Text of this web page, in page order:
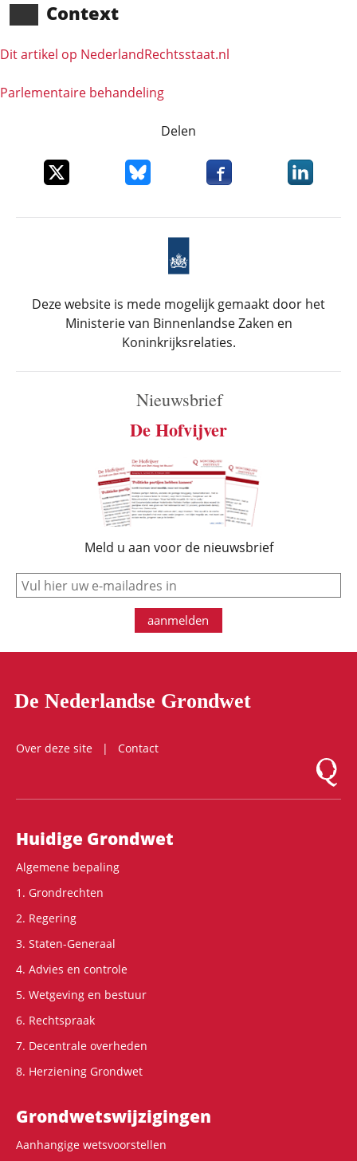
Context
Dit artikel op NederlandRechts­staat.nl
Parlementaire behandeling
Delen
Deel dit item op XDeel dit item op Bluesky
Deel dit item opDeel dit
Deze website is mede mogelijk gemaakt door het
Ministerie van Binnenlandse Zaken en
Koninkrijksrelaties.
Nieuwsbrief
De Hofvijver
Meld u aan voor de nieuwsbrief
e-mail
aanmelden
De Nederlandse Grondwet
Over deze site
Contact
Logo
Hoofdnavigatie
Huidige Grondwet
Algemene bepaling
1. Grondrechten
2. Regering
3. Staten-Generaal
4. Advies en controle
5. Wetgeving en bestuur
6. Rechtspraak
7. Decentrale overheden
8. Herziening Grondwet
Grondwets­wijzigingen
Aanhangige wetsvoorstellen